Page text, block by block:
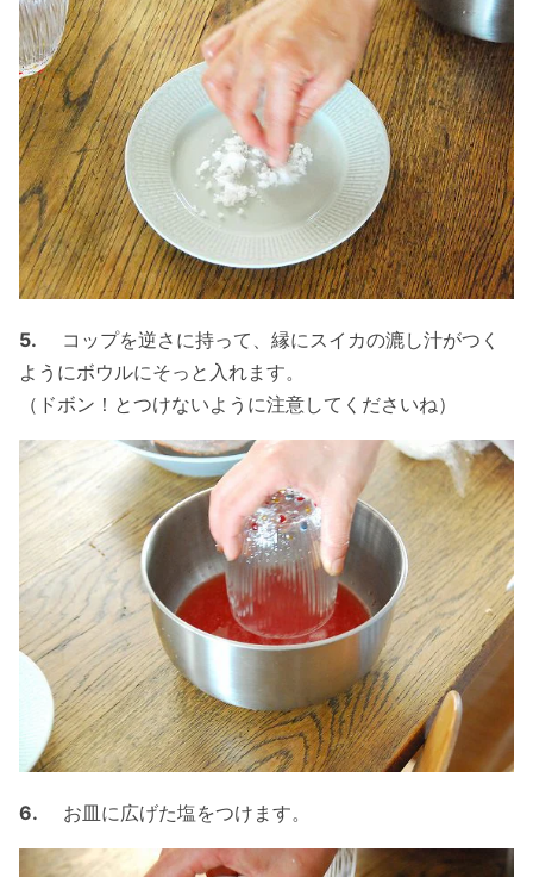
5. コップを逆さに持って、縁にスイカの漉し汁がつく
ようにボウルにそっと入れます。
（ドボン！とつけないように注意してくださいね）
6. お皿に広げた塩をつけます。